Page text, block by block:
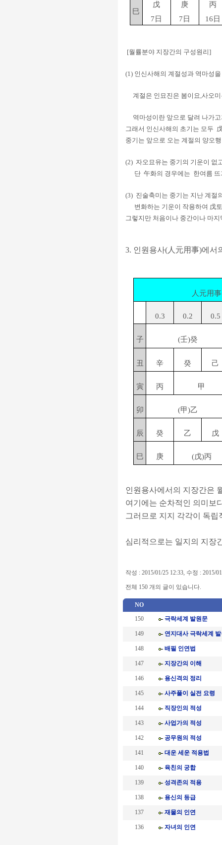
巳
戊
7日
庚
7日
丙
16日
[월률분야 지장간의 구성원리]
(1) 인신사해의 계절성과 역마성
계절은 인묘진은 봄이요,사오미
역마성이란 앞으로 달려 나가
그래서 인신사해의 초기는 모두
중기는 앞으로 오는 계절의 양오
(2) 자오묘유는 중기의 기운이 없
단 午화의 경우에는 한여름
(3) 진술축미는 중기는 지난 계절
변화하는 기운이 작용하여 戊
그렇지만 처음이나 중간이나 마
3. 인원용사(人元用事)에서
人元用
0.3 0.2 0.5
子 (壬)癸
丑 辛 癸 己
寅 丙 甲
卯 (甲)乙
辰 癸 乙 戊
巳 庚 (戊)丙
인원용사에서의 지장간은
여기에는 순차적인 의미보
그러므로 지지 각각이 독
심리적으로는 일지의 지장
작성 : 2015/01/25 12:33, 수정 : 2015/
전체 150 개의 글이 있습니다.
NO
150
극락세계 발원문
149 연지대사 극락세계
148 배필 인연법
147 지장간의 이해
146 용신격의 정리
145 사주풀이 실전 요령
144 직장인의 적성
143 사업가의 적성
142 공무원의 적성
141 대운 세운 적용법
140 육친의 궁합
139 성격존의 적용
138 용신의 등급
137 재물의 인연
136 자녀의 인연